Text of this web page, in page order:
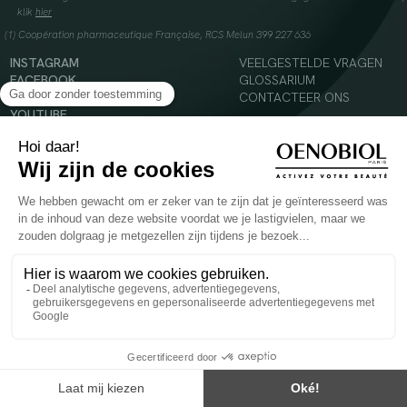
klik hier
(1) Coopération pharmaceutique Française, RCS Melun 399 227 636
INSTAGRAM
FACEBOOK
TIKTOK
YOUTUBE
VEELGESTELDE VRAGEN
GLOSSARIUM
CONTACTEER ONS
Voedingssupplement dat moet worden geconsumeerd als onderdeel van een gevarieerde,
evenwichtige voeding en een gezonde levensstijl. Aanbevolen dagelijkse dosis niet
overschrijden. Enkel voor volwassenen, buiten het bereik van kinderen houden.